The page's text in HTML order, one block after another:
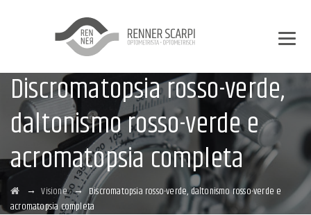
Discromatopsia rosso-verde,
daltonismo rosso-verde e
acromatopsia completa
→ Visione→Discromatopsia rosso-verde, daltonismo rosso-verde e
acromatopsia completa